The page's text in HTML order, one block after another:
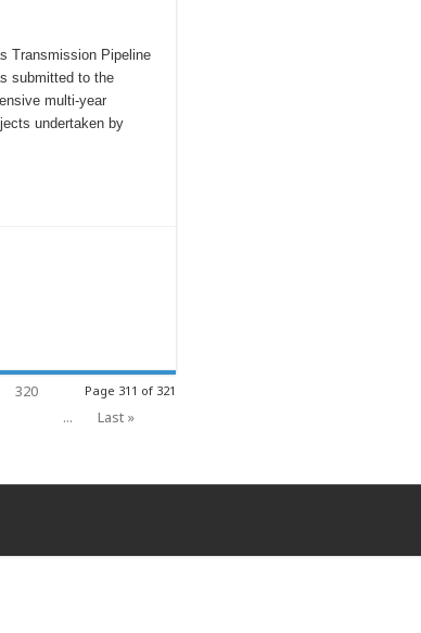
Transmission Pipeline
submitted to the
multi-year
undertaken by
Page 311 of 321
320
...
Last »